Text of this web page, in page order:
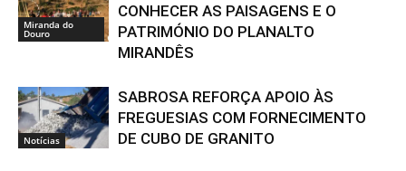
Miranda do
Douro
CONHECER AS PAISAGENS E O
PATRIMÓNIO DO PLANALTO
MIRANDÊS
Notícias
SABROSA REFORÇA APOIO ÀS
FREGUESIAS COM FORNECIMENTO
DE CUBO DE GRANITO